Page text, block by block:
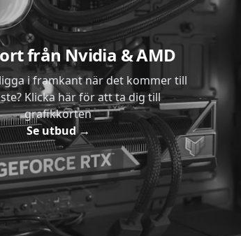
från Nvidia & AMD
i framkant när det kommer till
Klicka här för att ta dig till
grafikkorten
Se utbud→